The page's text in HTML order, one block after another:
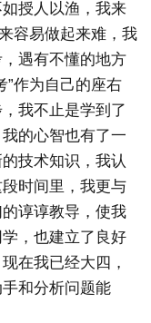
授人以渔，我来
容易做起来难，我
遇有不懂的地方
”作为自己的座右
我不止是学到了
的心智也有了一
技术知识，我认
时间里，我更与
谆谆教导，使我
，也建立了良好
在我已经大四，
和分析问题能